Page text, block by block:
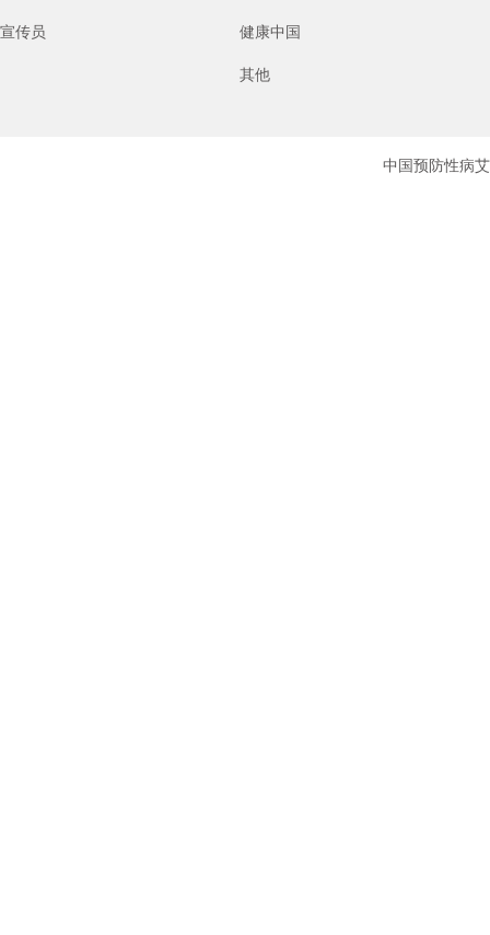
宣传员
健康中国
其他
中国预防性病